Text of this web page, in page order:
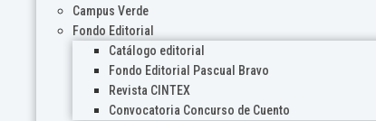
Campus Verde
Fondo Editorial
Catálogo editorial
Fondo Editorial Pascual Bravo
Revista CINTEX
Convocatoria Concurso de Cuento